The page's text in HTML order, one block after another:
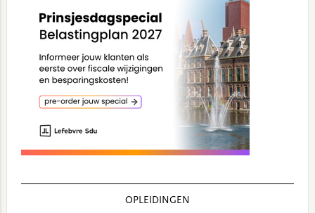
OPLEIDINGEN